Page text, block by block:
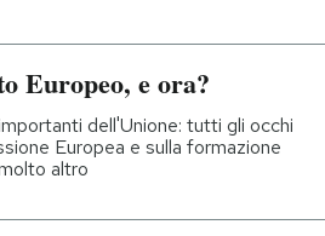
Europeo, e ora?
dell'Unione: tutti gli occhi
Europea e sulla formazione
altro